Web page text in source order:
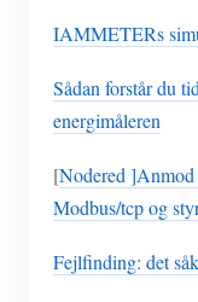
IAMMETERs
Sådan forstår du
energimåleren
[Nodered
Modbus/tcp og
Fejlfinding: det